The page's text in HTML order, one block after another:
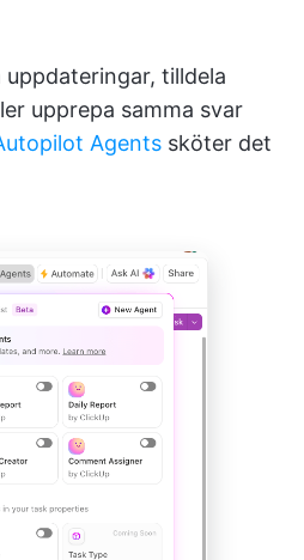
tilldela
upprepa samma svar
Agents sköter det